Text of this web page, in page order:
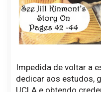
Impedida de voltar a
dedicar aos estudos,
UCLA e obtendo